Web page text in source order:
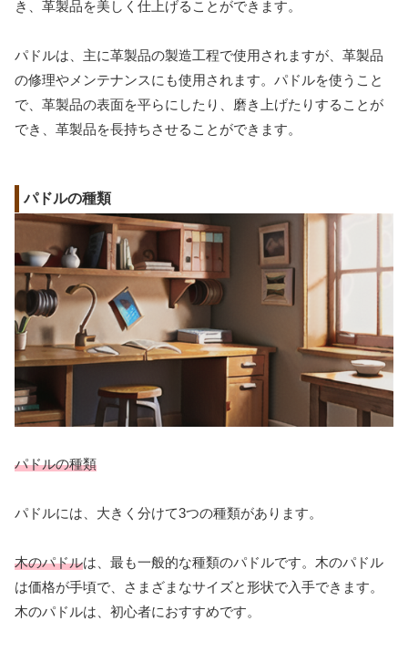
き、革製品を美しく仕上げることができます。
パドルは、主に革製品の製造工程で使用されますが、革製品
の修理やメンテナンスにも使用されます。パドルを使うこと
で、革製品の表面を平らにしたり、磨き上げたりすることが
でき、革製品を長持ちさせることができます。
パドルの種類
パドルの種類
パドルには、大きく分けて3つの種類があります。
木のパドルは、最も一般的な種類のパドルです。木のパドル
は価格が手頃で、さまざまなサイズと形状で入手できます。
木のパドルは、初心者におすすめです。